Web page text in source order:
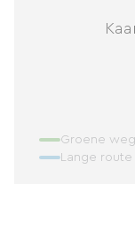
Groene weg
Lange route